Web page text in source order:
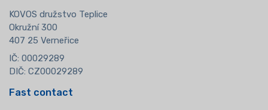
KOVOS družstvo Teplice
Okružní 300
407 25 Verneřice
IČ: 00029289
DIČ: CZ00029289
Fast contact